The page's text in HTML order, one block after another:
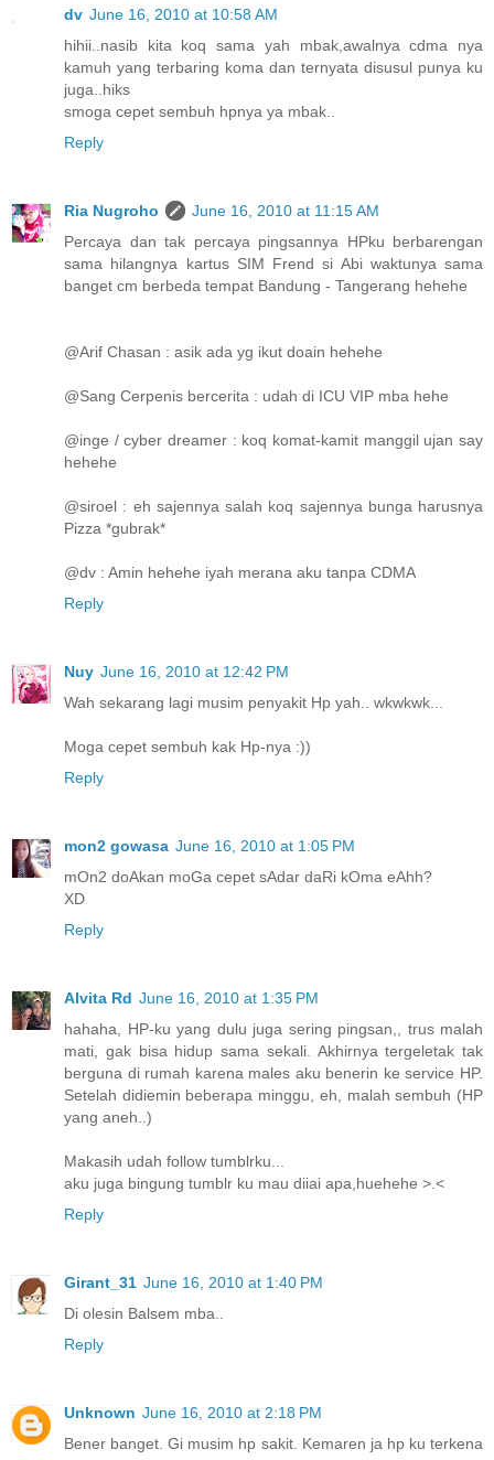
dv June 16, 2010 at 10:58 AM
hihii..nasib kita koq sama yah mbak,awalnya cdma nya
kamuh yang terbaring koma dan ternyata disusul punya ku
juga..hiks
smoga cepet sembuh hpnya ya mbak..
Reply
Ria Nugroho
June 16, 2010 at 11:15 AM
Percaya dan tak percaya pingsannya HPku berbarengan
sama hilangnya kartus SIM Frend si Abi waktunya sama
banget cm berbeda tempat Bandung - Tangerang hehehe
@Arif Chasan : asik ada yg ikut doain hehehe
@Sang Cerpenis bercerita : udah di ICU VIP mba hehe
@inge / cyber dreamer : koq komat-kamit manggil ujan say
hehehe
@siroel : eh sajennya salah koq sajennya bunga harusnya
Pizza *gubrak*
@dv : Amin hehehe iyah merana aku tanpa CDMA
Reply
Nuy June 16, 2010 at 12:42 PM
Wah sekarang lagi musim penyakit Hp yah.. wkwkwk...
Moga cepet sembuh kak Hp-nya :))
Reply
mon2 gowasa June 16, 2010 at 1:05 PM
mOn2 doAkan moGa cepet sAdar daRi kOma eAhh?
XD
Reply
Alvita Rd June 16, 2010 at 1:35 PM
hahaha, HP-ku yang dulu juga sering pingsan,, trus malah
mati, gak bisa hidup sama sekali. Akhirnya tergeletak tak
berguna di rumah karena males aku benerin ke service HP.
Setelah didiemin beberapa minggu, eh, malah sembuh (HP
yang aneh..)
Makasih udah follow tumblrku...
aku juga bingung tumblr ku mau diiai apa,huehehe >.<
Reply
Girant_31 June 16, 2010 at 1:40 PM
Di olesin Balsem mba..
Reply
Unknown June 16, 2010 at 2:18 PM
Bener banget. Gi musim hp sakit. Kemaren ja hp ku terkena